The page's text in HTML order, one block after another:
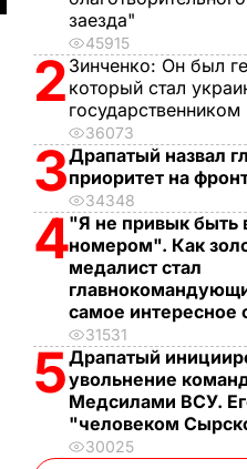
заезда"
45915
2 Зинченко: Он был
который стал
государственником
36073
3Драпатый назвал
приоритет на
34348
4"Я не привык быть
номером". Как
медалист стал
самое интересное
31531
5Драпатый
увольнение
Медсилами ВСУ.
"человеком
30025